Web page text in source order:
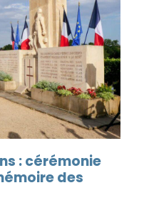
: cérémonie
des